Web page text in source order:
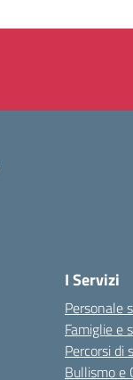
I Servizi
Personale
Famiglie e
Percorsi di
Bullismo e